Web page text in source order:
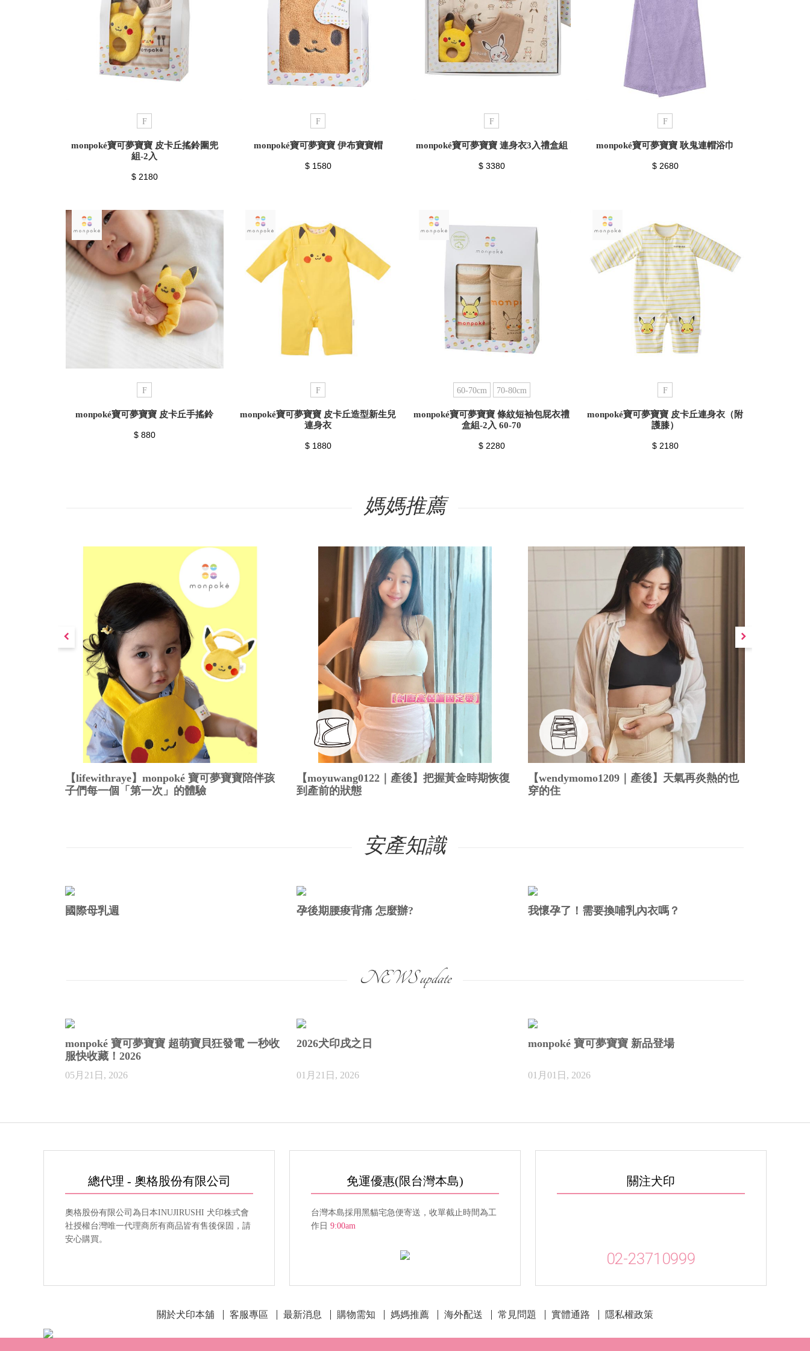
F
monpoké寶可夢寶寶 皮卡丘搖鈴圍兜
組-2入
$ 2180
F
monpoké寶可夢寶寶 伊布寶寶帽
$ 1580
F
monpoké寶可夢寶寶 連身衣3入禮盒組
$ 3380
F
monpoké寶可夢寶寶 耿鬼連帽浴巾
$ 2680
F
monpoké寶可夢寶寶 皮卡丘手搖鈴
$ 880
F
monpoké寶可夢寶寶 皮卡丘造型新生兒
連身衣
$ 1880
60-70cm 70-80cm
monpoké寶可夢寶寶 條紋短袖包屁衣禮
盒組-2入 60-70
$ 2280
F
monpoké寶可夢寶寶 皮卡丘連身衣（附
護膝）
$ 2180
媽媽推薦
【lifewithraye】monpoké 寶可夢寶寶陪伴孩
子們每一個「第一次」的體驗
【moyuwang0122｜產後】把握黃金時期恢復
到產前的狀態
【wendymomo1209｜產後】天氣再炎熱的也
穿的住
安產知識
國際母乳週 孕後期腰痠背痛 怎麼辦? 我懷孕了！需要換哺乳內衣嗎？
NEWS update
monpoké 寶可夢寶寶 超萌寶貝狂發電 一秒收
服快收藏！2026
05月21日, 2026
2026犬印戌之日
01月21日, 2026
monpoké 寶可夢寶寶 新品登場
01月01日, 2026
總代理 - 奧格股份有限公司
奧格股份有限公司為日本INUJIRUSHI 犬印株式會
社授權台灣唯一代理商所有商品皆有售後保固，請
安心購買。
免運優惠(限台灣本島)
台灣本島採用黑貓宅急便寄送，收單截止時間為工
作日 9:00am
關注犬印
02-23710999
關於犬印本舖 客服專區 最新消息 購物需知 媽媽推薦 海外配送 常見問題 實體通路 隱私權政策